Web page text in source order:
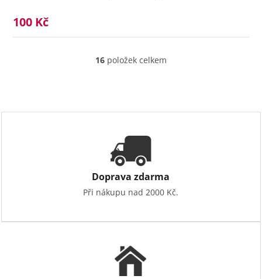
100 Kč
O
d
p
r
v
y
ý
i
s
u
16položek celkem
Doprava zdarma
Při nákupu nad 2000 Kč.